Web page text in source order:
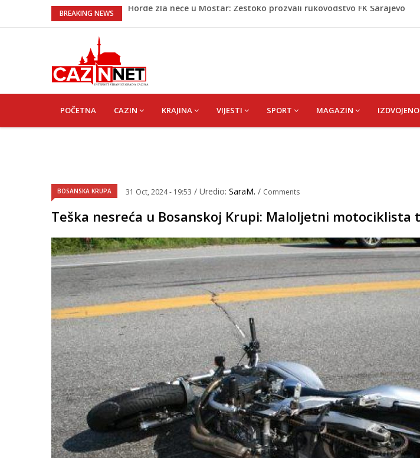
BREAKING NEWS
Cazin: Spektakularnom završnicom okončano „Lito moje medeno 2026“
Na Ahiret preselila Musić (Sušić) Hata
Horde zla neće u Mostar: Žestoko prozvali rukovodstvo FK Sarajevo
NAVIGATION
POČETNA CAZIN KRAJINA VIJESTI SPORT MAGAZIN IZDVOJENO
BOSANSKA KRUPA 31 Oct, 2024 - 19:53 / Uredio: SaraM. / Comments
Teška nesreća u Bosanskoj Krupi: Maloljetni motociklista